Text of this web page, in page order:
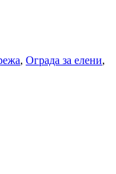
, Ограда за елени,